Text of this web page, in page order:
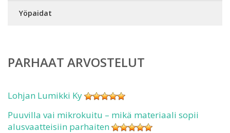
Yöpaidat
PARHAAT ARVOSTELUT
Lohjan Lumikki Ky
Puuvilla vai mikrokuitu – mikä materiaali sopii
alusvaatteisiin parhaiten